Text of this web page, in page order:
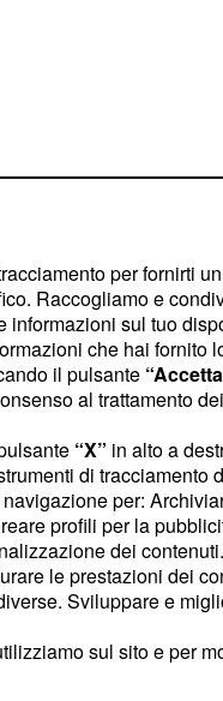
alla UAE
abbastanza
de France lo
verso la
per il
ufficiale.
scoperti
e boicottaggi
rapporti del
Los Machucos.
la UAE
per fornirti
Raccogliamo e
sul tuo
che hai
il pulsante
al trattamento
“X” in alto a
di tracciamento
per:
profili per la
dei
le prestazioni dei
Sviluppare e
sul sito e per